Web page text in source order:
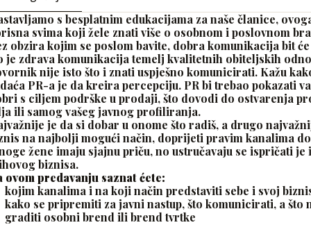
s besplatnim edukacijama za naše članice,
svima koji žele znati više o osobnom i poslovnom
obzira kojim se poslom bavite, dobra komunikacija bit
je zdrava komunikacija temelj kvalitetnih obiteljskih
nije isto što i znati uspješno komunicirati. Kažu
PR-a je da kreira percepciju. PR bi trebao pokazati
s ciljem podrške u prodaji, što dovodi do ostvarenja
ili samog vašeg javnog profiliranja.
je da si dobar u onome što radiš, a drugo
na najbolji mogući način, doprijeti pravim kanalima
žene imaju sjajnu priču, no ustručavaju se ispričati je
biznisa.
ovom predavanju saznat ćete:
kojim kanalima i na koji način predstaviti sebe i svoj
kako se pripremiti za javni nastup, što komunicirati, a što
graditi osobni brend ili brend tvrtke